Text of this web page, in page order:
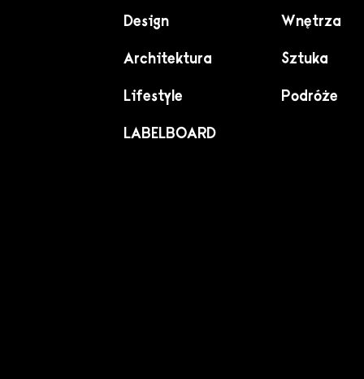
Design Wnętrza
Architektura Sztuka
Lifestyle Podróże
LABELBOARD